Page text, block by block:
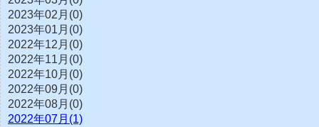
2023年02月(0)
2023年01月(0)
2022年12月(0)
2022年11月(0)
2022年10月(0)
2022年09月(0)
2022年08月(0)
2022年07月(1)